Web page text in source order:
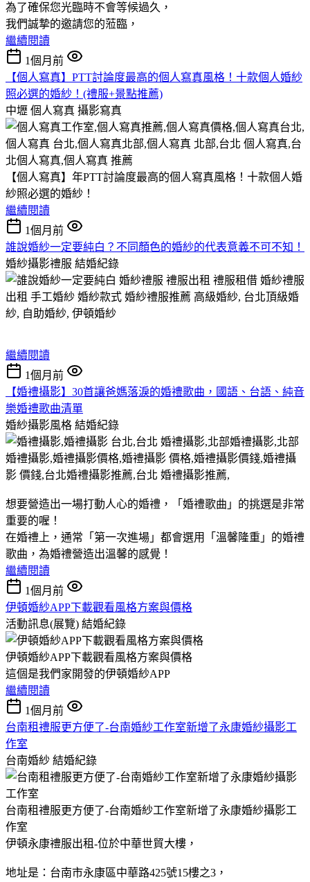
為了確保您光臨時不會等候過久，
我們誠摯的邀請您的蒞臨，
繼續閱讀
1個月前
【個人寫真】PTT討論度最高的個人寫真風格！十款個人婚紗
照必選的婚紗！(禮服+景點推薦)
中壢 個人寫真 攝影寫真
【個人寫真】年PTT討論度最高的個人寫真風格！十款個人婚
紗照必選的婚紗！
繼續閱讀
1個月前
誰說婚紗一定要純白？不同顏色的婚紗的代表意義不可不知！
婚紗攝影禮服 結婚紀錄
繼續閱讀
1個月前
【婚禮攝影】30首讓爸媽落淚的婚禮歌曲，國語、台語、純音
樂婚禮歌曲清單
婚紗攝影風格 結婚紀錄
想要營造出一場打動人心的婚禮，「婚禮歌曲」的挑選是非常
重要的喔！
在婚禮上，通常「第一次進場」都會選用「溫馨隆重」的婚禮
歌曲，為婚禮營造出溫馨的感覺！
繼續閱讀
1個月前
伊頓婚紗APP下載觀看風格方案與價格
活動訊息(展覽) 結婚紀錄
伊頓婚紗APP下載觀看風格方案與價格
這個是我們家開發的伊頓婚紗APP
繼續閱讀
1個月前
台南租禮服更方便了-台南婚紗工作室新增了永康婚紗攝影工
作室
台南婚紗 結婚紀錄
台南租禮服更方便了-台南婚紗工作室新增了永康婚紗攝影工
作室
伊頓永康禮服出租-位於中華世貿大樓，
地址是：台南市永康區中華路425號15樓之3，